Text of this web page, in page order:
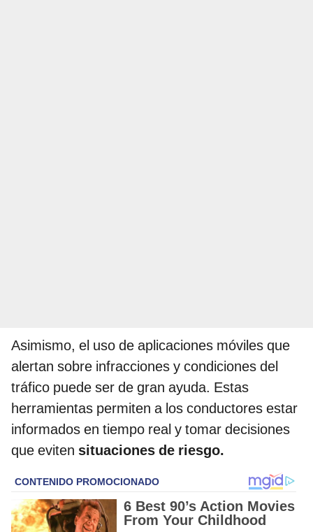
Asimismo, el uso de aplicaciones móviles que
alertan sobre infracciones y condiciones del
tráfico puede ser de gran ayuda. Estas
herramientas permiten a los conductores estar
informados en tiempo real y tomar decisiones
que eviten situaciones de riesgo.